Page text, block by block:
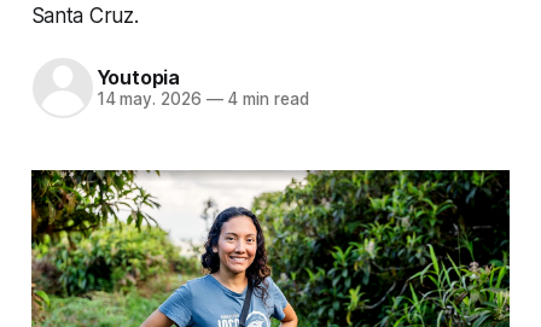
Santa Cruz.
Youtopia
14 may. 2026 —4 min read